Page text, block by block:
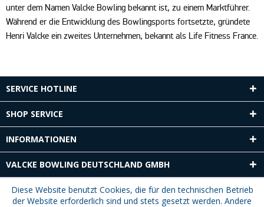
unter dem Namen Valcke Bowling bekannt ist, zu einem Marktführer.
Während er die Entwicklung des Bowlingsports fortsetzte, gründete
Henri Valcke ein zweites Unternehmen, bekannt als Life Fitness France.
SERVICE HOTLINE
SHOP SERVICE
INFORMATIONEN
VALCKE BOWLING DEUTSCHLAND GMBH
Diese Website benutzt Cookies, die für den technischen Betrieb
der Website erforderlich sind und stets gesetzt werden. Andere